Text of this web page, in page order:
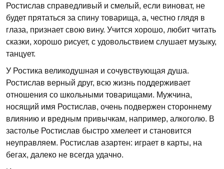
Ростислав справедливый и смелый, если виноват, не
будет прятаться за спину товарища, а, честно глядя в
глаза, признает свою вину. Учится хорошо, любит читать
сказки, хорошо рисует, с удовольствием слушает музыку,
танцует.
У Ростика великодушная и сочувствующая душа.
Ростислав верный друг, всю жизнь поддерживает
отношения со школьными товарищами. Мужчина,
носящий имя Ростислав, очень подвержен стороннему
влиянию и вредным привычкам, например, алкоголю. В
застолье Ростислав быстро хмелеет и становится
неуправляем. Ростислав азартен: играет в карты, на
бегах, далеко не всегда удачно.